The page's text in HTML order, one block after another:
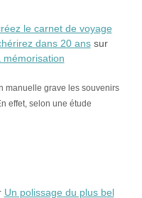
le carnet de voyage
dans 20 anssur
mémorisation
manuelle grave les souvenirs
effet, selon une étude
Un polissage du plus bel